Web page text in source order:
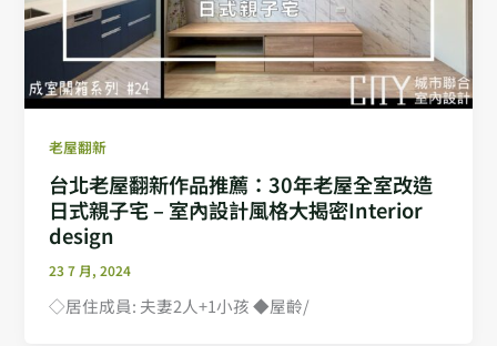
老屋翻新
台北老屋翻新作品推薦：30年老屋全室改造
日式親子宅 – 室內設計風格大揭密Interior
design
23 7 月, 2024
◇居住成員: 夫妻2人+1小孩 ◆屋齡/